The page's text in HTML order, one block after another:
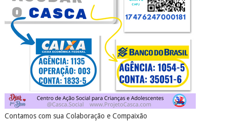
Contamos com sua Colaboração e Compaixão